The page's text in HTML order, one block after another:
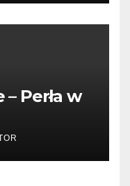
Perła w